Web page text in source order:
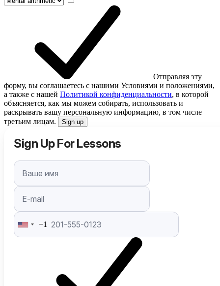
Отправляя эту
форму, вы соглашаетесь с нашими Условиями и положениями,
а также с нашей Политикой конфиденциальности, в которой
объясняется, как мы можем собирать, использовать и
раскрывать вашу персональную информацию, в том числе
третьим лицам.
Sign up
Sign Up For Lessons
United
States
+1